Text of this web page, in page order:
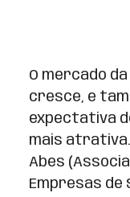
O mercado
cresce, e
expectativa
mais atrativa.
Abes
Empresas